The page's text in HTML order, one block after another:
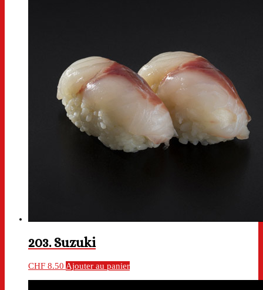
203. Suzuki
CHF 8.50 Ajouter au panier